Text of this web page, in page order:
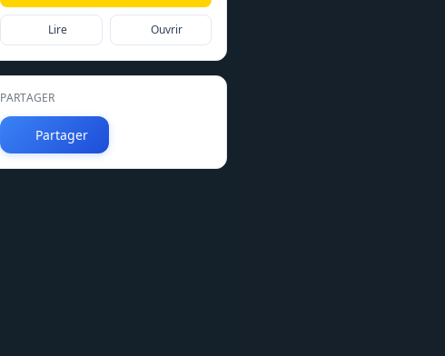
Lire Ouvrir
PARTAGER
Partager